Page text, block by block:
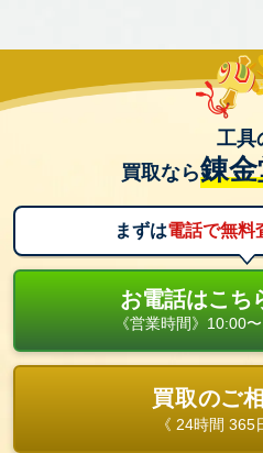
工具
買取なら錬
まずは電話で無料
お電話はこち
《営業時間》10:00
買取のご
《 24時間 365